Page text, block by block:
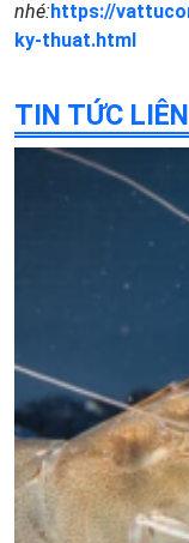
nhé:https://
ky-thuat.html
TIN TỨC